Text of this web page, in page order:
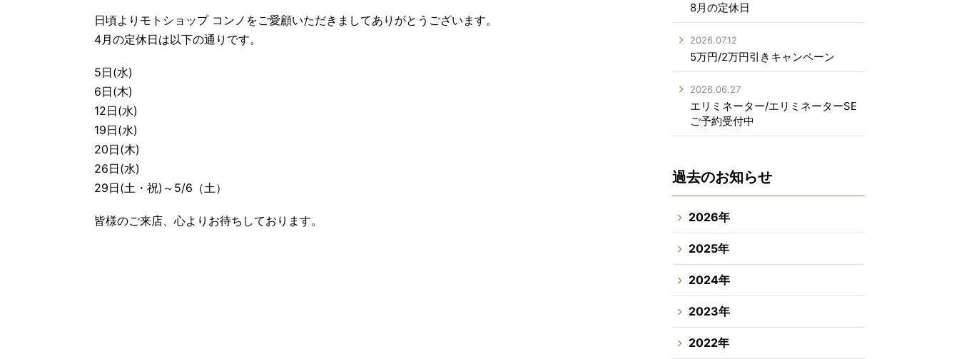
日頃よりモトショップ コンノをご愛顧いただきましてありがとうございます。
4月の定休日は以下の通りです。
5日(水)
6日(木)
12日(水)
19日(水)
20日(木)
26日(水)
29日(土・祝)～5/6（土）
皆様のご来店、心よりお待ちしております。
8月の定休日
2026.07.12
5万円/2万円引きキャンペーン
2026.06.27
エリミネーター/エリミネーターSE
ご予約受付中
過去のお知らせ
2026年
2025年
2024年
2023年
2022年